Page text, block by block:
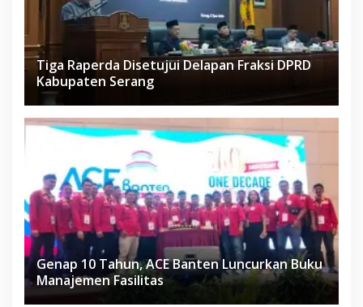
Tiga Raperda Disetujui Delapan Fraksi DPRD
Kabupaten Serang
Genap 10 Tahun, ACE Banten Luncurkan Buku
Manajemen Fasilitas